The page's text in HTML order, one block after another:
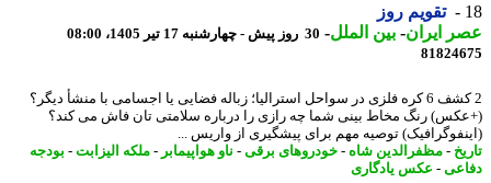
تقویم روز
ایران- بین الملل-30 روز پیش - چهارشنبه 17 تیر 1405، 08:00
2 کشف 6 کره فلزی در سواحل استرالیا؛ زباله فضایی یا اجسامی با منشأ دیگر؟
رنگ مخاط بینی شما چه رازی را درباره سلامتی تان فاش می کند؟
توصیه مهم برای پیشگیری از واریس ...
- مظفرالدین شاه -خودروهای برقی-ناو هواپیمابر-ملکه الیزابت -بودجه
-عکس یادگاری